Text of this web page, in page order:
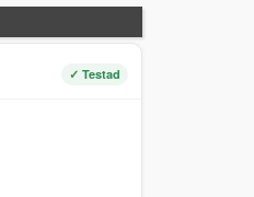
✓ Testad